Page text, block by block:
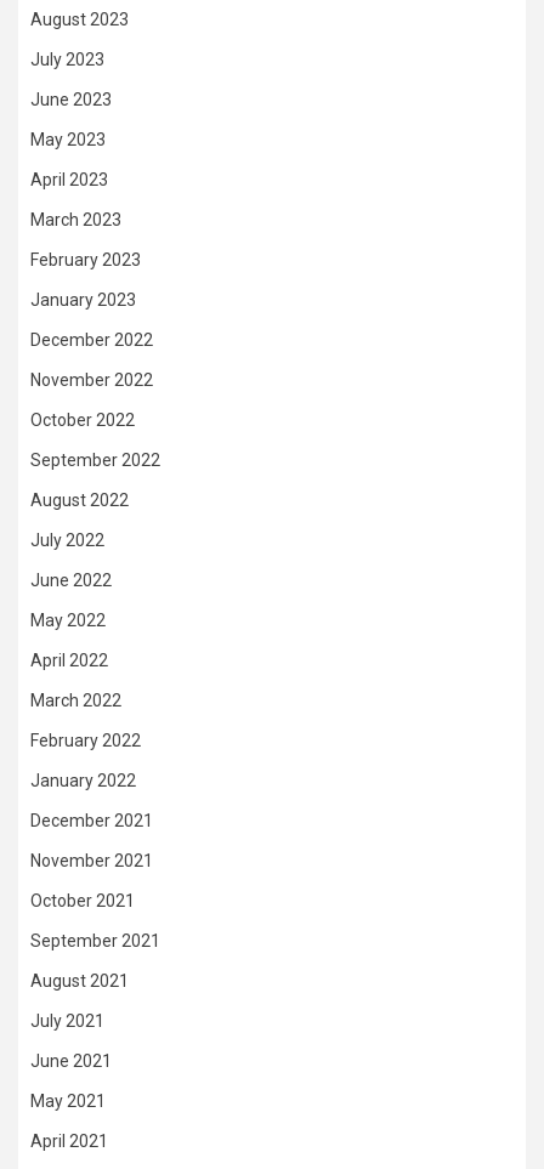
August 2023
July 2023
June 2023
May 2023
April 2023
March 2023
February 2023
January 2023
December 2022
November 2022
October 2022
September 2022
August 2022
July 2022
June 2022
May 2022
April 2022
March 2022
February 2022
January 2022
December 2021
November 2021
October 2021
September 2021
August 2021
July 2021
June 2021
May 2021
April 2021